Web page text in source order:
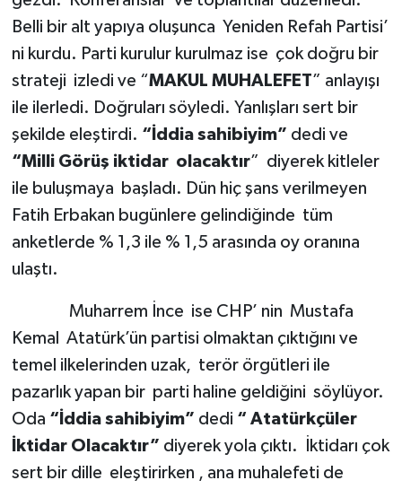
Belli bir alt yapıya oluşunca Yeniden Refah Partisi’
ni kurdu. Parti kurulur kurulmaz ise çok doğru bir
strateji izledi ve “MAKUL MUHALEFET” anlayışı
ile ilerledi. Doğruları söyledi. Yanlışları sert bir
şekilde eleştirdi. “İddia sahibiyim” dedi ve
“Milli Görüş iktidar olacaktır” diyerek kitleler
ile buluşmaya başladı. Dün hiç şans verilmeyen
Fatih Erbakan bugünlere gelindiğinde tüm
anketlerde % 1,3 ile % 1,5 arasında oy oranına
ulaştı.
Muharrem İnce ise CHP’ nin Mustafa
Kemal Atatürk’ün partisi olmaktan çıktığını ve
temel ilkelerinden uzak, terör örgütleri ile
pazarlık yapan bir parti haline geldiğini söylüyor.
Oda “İddia sahibiyim” dedi “ Atatürkçüler
İktidar Olacaktır” diyerek yola çıktı. İktidarı çok
sert bir dille eleştirirken , ana muhalefeti de